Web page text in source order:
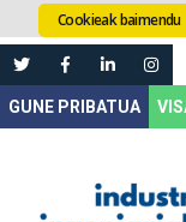
Cookieak baimendu